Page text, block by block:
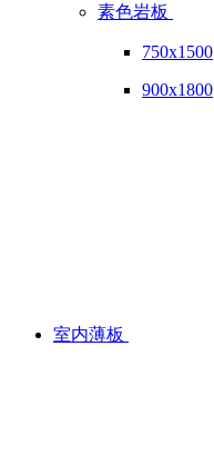
素色岩板
750x1500
900x1800
室内薄板